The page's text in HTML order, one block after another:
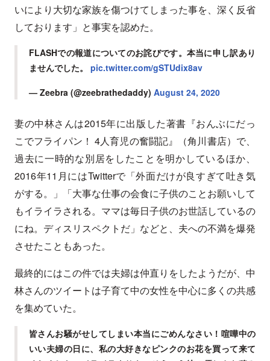
いにより大切な家族を傷つけてしまった事を、深く反省
しております」と事実を認めた。
FLASHでの報道についてのお詫びです。本当に申し訳あり
ませんでした。 pic.twitter.com/gSTUdix8av
— Zeebra (@zeebrathedaddy) August 24, 2020
妻の中林さんは2015年に出版した著書『おんぶにだっ
こでフライパン！ 4人育児の奮闘記』（角川書店）で、
過去に一時的な別居をしたことを明かしているほか、
2016年11月にはTwitterで「外面だけが良すぎて吐き気
がする。」「大事な仕事の会食に子供のことお願いして
もイライラされる。ママは毎日子供のお世話しているの
にね。ディスリスペクトだ」などと、夫への不満を爆発
させたこともあった。
最終的にはこの件では夫婦は仲直りをしたようだが、中
林さんのツイートは子育て中の女性を中心に多くの共感
を集めていた。
皆さんお騒がせしてしまい本当にごめんなさい！喧嘩中の
いい夫婦の日に、私の大好きなピンクのお花を買って来て